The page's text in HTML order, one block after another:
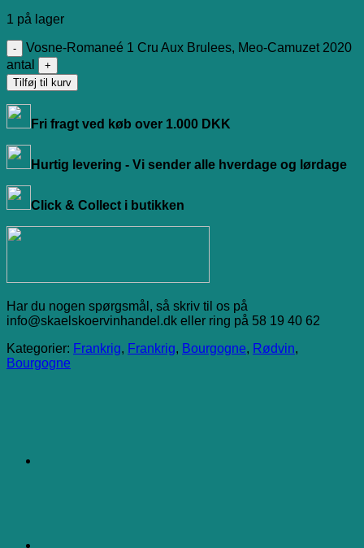
1 på lager
Vosne-Romaneé 1 Cru Aux Brulees, Meo-Camuzet 2020
antal
Tilføj til kurv
Fri fragt ved køb over 1.000 DKK
Hurtig levering - Vi sender alle hverdage og lørdage
Click & Collect i butikken
Har du nogen spørgsmål, så skriv til os på
info@skaelskoervinhandel.dk eller ring på 58 19 40 62
Kategorier: Frankrig, Frankrig, Bourgogne, Rødvin,
Bourgogne